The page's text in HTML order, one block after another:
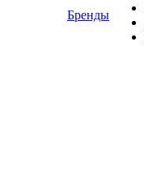
Бренды